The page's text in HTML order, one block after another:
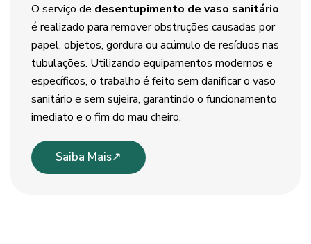
O serviço de desentupimento de vaso sanitário
é realizado para remover obstruções causadas por
papel, objetos, gordura ou acúmulo de resíduos nas
tubulações. Utilizando equipamentos modernos e
específicos, o trabalho é feito sem danificar o vaso
sanitário e sem sujeira, garantindo o funcionamento
imediato e o fim do mau cheiro.
Saiba Mais